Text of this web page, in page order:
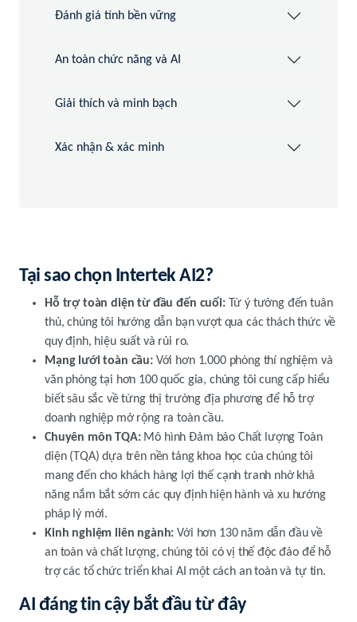
Đánh giá tính bền vững
An toàn chức năng và AI
Giải thích và minh bạch
Xác nhận & xác minh
Tại sao chọn Intertek AI2?
Hỗ trợ toàn diện từ đầu đến cuối:Từ ý tưởng đến tuân
thủ, chúng tôi hướng dẫn bạn vượt qua các thách thức về
quy định, hiệu suất và rủi ro.
Mạng lưới toàn cầu:Với hơn 1.000 phòng thí nghiệm và
văn phòng tại hơn 100 quốc gia, chúng tôi cung cấp hiểu
biết sâu sắc về từng thị trường địa phương để hỗ trợ
doanh nghiệp mở rộng ra toàn cầu.
Chuyên môn TQA:Mô hình Đảm bảo Chất lượng Toàn
diện (TQA) dựa trên nền tảng khoa học của chúng tôi
mang đến cho khách hàng lợi thế cạnh tranh nhờ khả
năng nắm bắt sớm các quy định hiện hành và xu hướng
pháp lý mới.
Kinh nghiệm liên ngành: Với hơn 130 năm dẫn đầu về
an toàn và chất lượng, chúng tôi có vị thế độc đáo để hỗ
trợ các tổ chức triển khai AI một cách an toàn và tự tin.
AI đáng tin cậy bắt đầu từ đây